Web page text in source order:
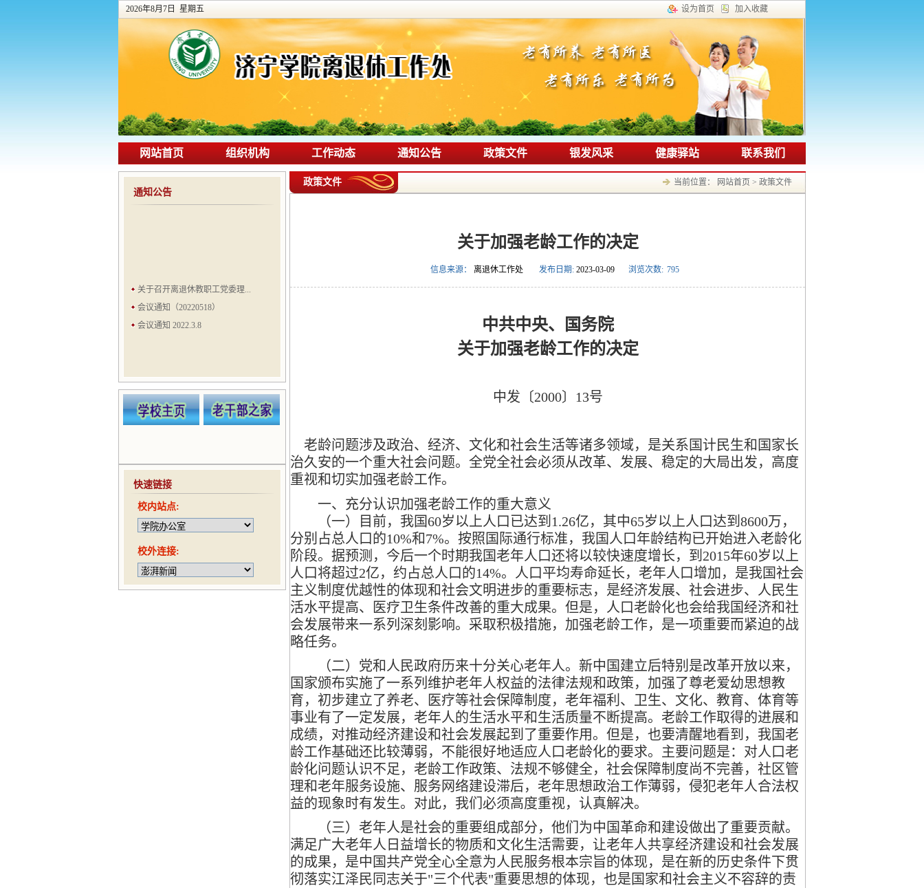
2026年8月7日 星期五 设为首页 加入收藏
网站首页 组织机构 工作动态 通知公告 政策文件 银发风采 健康驿站 联系我们
通知公告
关于召开离退休教职工党委理...
会议通知（20220518）
会议通知 2022.3.8
会议通知（20210422）
趣味运动会通知（20210416）
快速链接
校内站点:
校外连接:
当前位置： 网站首页 > 政策文件
政策文件
关于加强老龄工作的决定
信息来源： 离退休工作处 发布日期: 2023-03-09 浏览次数: 795
中共中央、国务院
关于加强老龄工作的决定
中发〔2000〕13号
老龄问题涉及政治、经济、文化和社会生活等诸多领域，是关系国计民生和国家长
治久安的一个重大社会问题。全党全社会必须从改革、发展、稳定的大局出发，高度
重视和切实加强老龄工作。
一、充分认识加强老龄工作的重大意义
（一）目前，我国60岁以上人口已达到1.26亿，其中65岁以上人口达到8600万，
分别占总人口的10%和7%。按照国际通行标准，我国人口年龄结构已开始进入老龄化
阶段。据预测，今后一个时期我国老年人口还将以较快速度增长，到2015年60岁以上
人口将超过2亿，约占总人口的14%。人口平均寿命延长，老年人口增加，是我国社会
主义制度优越性的体现和社会文明进步的重要标志，是经济发展、社会进步、人民生
活水平提高、医疗卫生条件改善的重大成果。但是，人口老龄化也会给我国经济和社
会发展带来一系列深刻影响。采取积极措施，加强老龄工作，是一项重要而紧迫的战
略任务。
（二）党和人民政府历来十分关心老年人。新中国建立后特别是改革开放以来，
国家颁布实施了一系列维护老年人权益的法律法规和政策，加强了尊老爱幼思想教
育，初步建立了养老、医疗等社会保障制度，老年福利、卫生、文化、教育、体育等
事业有了一定发展，老年人的生活水平和生活质量不断提高。老龄工作取得的进展和
成绩，对推动经济建设和社会发展起到了重要作用。但是，也要清醒地看到，我国老
龄工作基础还比较薄弱，不能很好地适应人口老龄化的要求。主要问题是：对人口老
龄化问题认识不足，老龄工作政策、法规不够健全，社会保障制度尚不完善，社区管
理和老年服务设施、服务网络建设滞后，老年思想政治工作薄弱，侵犯老年人合法权
益的现象时有发生。对此，我们必须高度重视，认真解决。
（三）老年人是社会的重要组成部分，他们为中国革命和建设做出了重要贡献。
满足广大老年人日益增长的物质和文化生活需要，让老年人共享经济建设和社会发展
的成果，是中国共产党全心全意为人民服务根本宗旨的体现，是在新的历史条件下贯
彻落实江泽民同志关于"三个代表"重要思想的体现，也是国家和社会主义不容辞的责